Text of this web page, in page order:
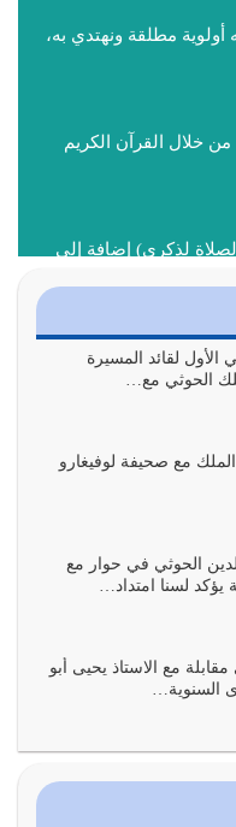
مطلقة ونهتدي به،
خلال القرآن الكريم
لذكري) إضافة إلى
عن كتاب الله والتعدي
ذكر الله وعن هدى الله
وطاعة للشيطان كلما كانوا
الأبدية والرزق
رسول الله معرفة سيرته
الأول لقائد المسيرة
الحوثي مع…
مع صحيفة لوفيغارو
الحوثي في حوار مع
لسنا امتداد…
مع الاستاذ يحيى أبو
السنوية…